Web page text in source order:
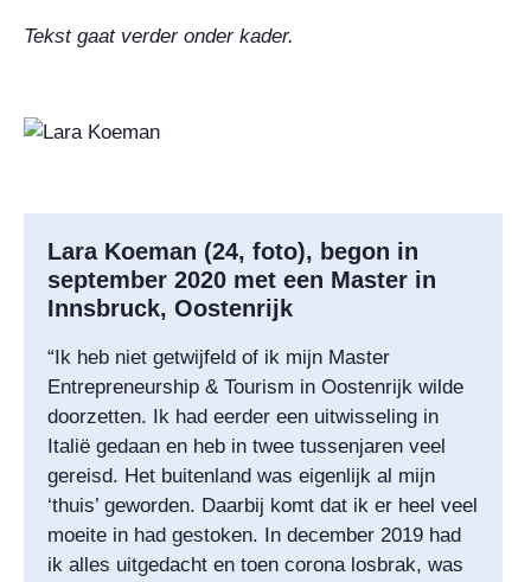
Tekst gaat verder onder kader.
Lara Koeman (24, foto), begon in
september 2020 met een Master in
Innsbruck, Oostenrijk
“Ik heb niet getwijfeld of ik mijn Master
Entrepreneurship & Tourism in Oostenrijk wilde
doorzetten. Ik had eerder een uitwisseling in
Italië gedaan en heb in twee tussenjaren veel
gereisd. Het buitenland was eigenlijk al mijn
‘thuis’ geworden. Daarbij komt dat ik er heel veel
moeite in had gestoken. In december 2019 had
ik alles uitgedacht en toen corona losbrak, was